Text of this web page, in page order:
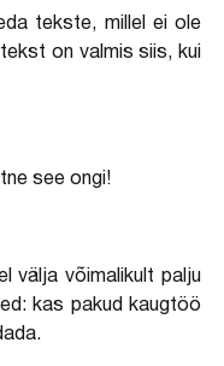
tekste, millel ei ole
on valmis siis, kui
see ongi!
välja võimalikult palju
kas pakud kaugtöö